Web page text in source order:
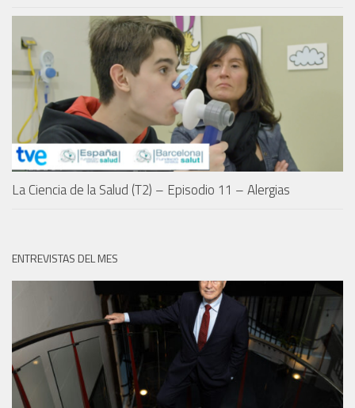
La Ciencia de la Salud (T2) – Episodio 11 – Alergias
ENTREVISTAS DEL MES